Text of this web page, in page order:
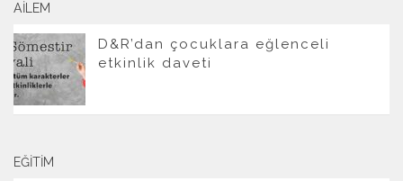
AILEM
D&R’dan çocuklara eğlenceli
etkinlik daveti
EĞITIM